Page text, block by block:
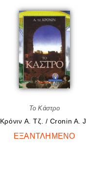
Το Κάστρο
Κρόνιν A. Tζ. / Cronin A. J.
ΕΞΑΝΤΛΗΜΈΝΟ